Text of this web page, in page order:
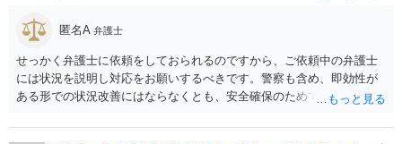
匿名A 弁護士
せっかく弁護士に依頼をしておられるのですから、ご依頼中の弁護士
には状況を説明し対応をお願いするべきです。警察も含め、即効性が
ある形での状況改善にはならなくとも、安全確保のためできることは